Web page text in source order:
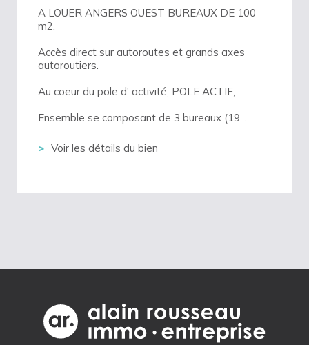
A LOUER ANGERS OUEST BUREAUX DE 100
m2.
Accès direct sur autoroutes et grands axes
autoroutiers.
Au coeur du pole d' activité, POLE ACTIF,
Ensemble se composant de 3 bureaux (19...
Voir les détails du bien